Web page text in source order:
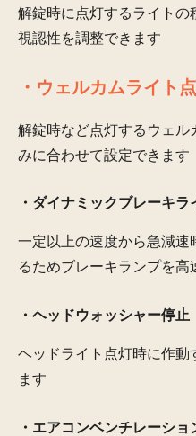
解錠時に点灯するライト
視認性を調整できます
・ウェルカムライト
解錠時など点灯するウェ
みに合わせて設定できます
・ダイナミックブレーキ
一定以上の速度から急減
るためブレーキランプを
・ヘッドウォッシャー停止
ヘッドライト点灯時に作動
ます
・エアコンベンチレーショ